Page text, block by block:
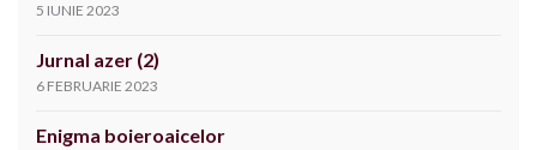
5 IUNIE 2023
Jurnal azer (2)
6 FEBRUARIE 2023
Enigma boieroaicelor